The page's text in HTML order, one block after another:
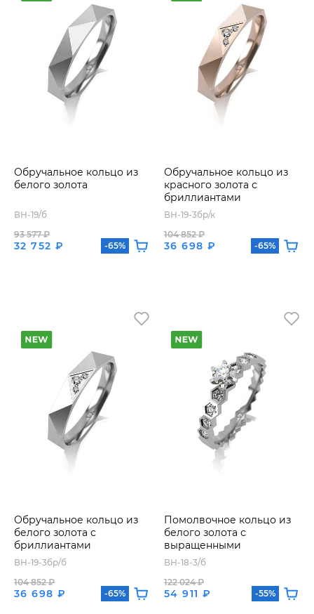
Обручальное кольцо из
белого золота
ВН-19/б
32 752 ₽
93 577 ₽
-65%
Обручальное кольцо из
красного золота с
бриллиантами
ВН-19-3бр/к
36 698 ₽
104 852 ₽
-65%
Обручальное кольцо из
белого золота с
бриллиантами
ВН-19-3бр/б
36 698 ₽
104 852 ₽
-65%
Помолвочное кольцо из
белого золота с
выращенными
бриллиантами
ВН-18-3/б
54 911 ₽
122 024 ₽
-55%